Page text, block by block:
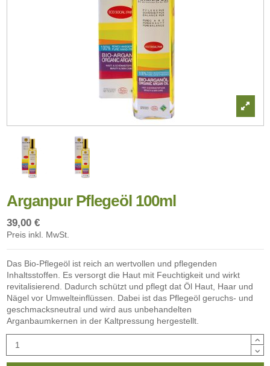
Arganpur Pflegeöl 100ml
39,00 €
Preis inkl. MwSt.
Das Bio-Pflegeöl ist reich an wertvollen und pflegenden
Inhaltsstoffen. Es versorgt die Haut mit Feuchtigkeit und wirkt
revitalisierend. Dadurch schützt und pflegt dat Öl Haut, Haar und
Nägel vor Umwelteinflüssen. Dabei ist das Pflegeöl geruchs- und
geschmacksneutral und wird aus unbehandelten
Arganbaumkernen in der Kaltpressung hergestellt.